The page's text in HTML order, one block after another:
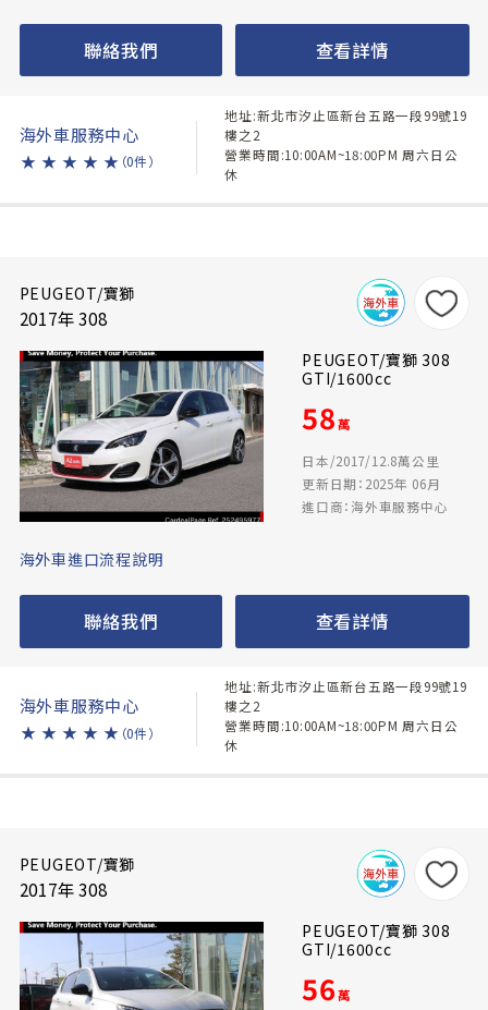
聯絡我們 查看詳情
海外車服務中心
★ ★ ★ ★ ★ （0件）
地址:新北市汐止區新台五路一段99號19
樓之2
營業時間:10:00AM~18:00PM 周六日公
休
PEUGEOT/寶獅
2017年 308
PEUGEOT/寶獅 308
GTI/1600cc
58萬
日本/2017/12.8萬公里
更新日期：2025年 06月
進口商：海外車服務中心
海外車進口流程說明
聯絡我們 查看詳情
海外車服務中心
★ ★ ★ ★ ★ （0件）
地址:新北市汐止區新台五路一段99號19
樓之2
營業時間:10:00AM~18:00PM 周六日公
休
PEUGEOT/寶獅
2017年 308
PEUGEOT/寶獅 308
GTI/1600cc
56萬